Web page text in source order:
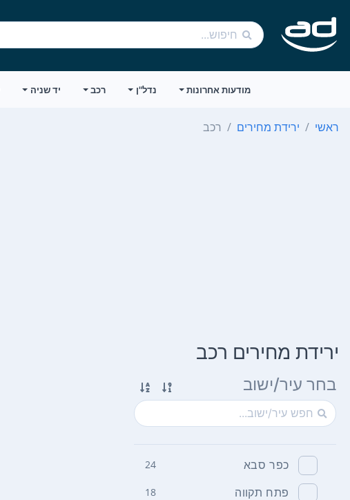
מודעות אחרונות נדל"ן רכב יד שניה
ראשי ירידת מחירים רכב
ירידת מחירים רכב
בחר עיר/ישוב
כפר סבא 24
פתח תקווה 18